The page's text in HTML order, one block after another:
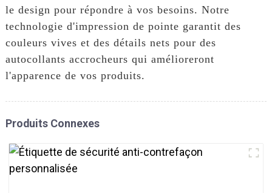
le design pour répondre à vos besoins. Notre
technologie d'impression de pointe garantit des
couleurs vives et des détails nets pour des
autocollants accrocheurs qui amélioreront
l'apparence de vos produits.
Produits Connexes